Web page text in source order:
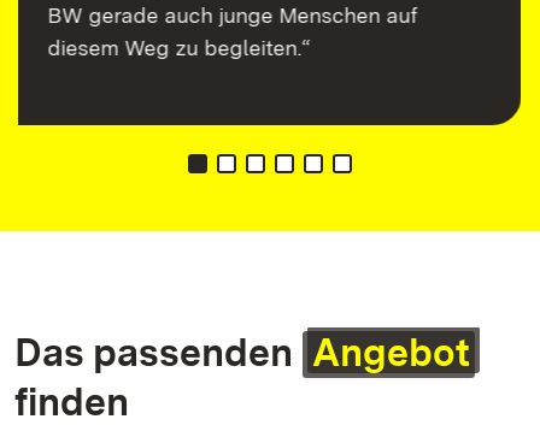
BW gerade auch junge Menschen auf
diesem Weg zu begleiten.“
Das passenden Angebot
finden